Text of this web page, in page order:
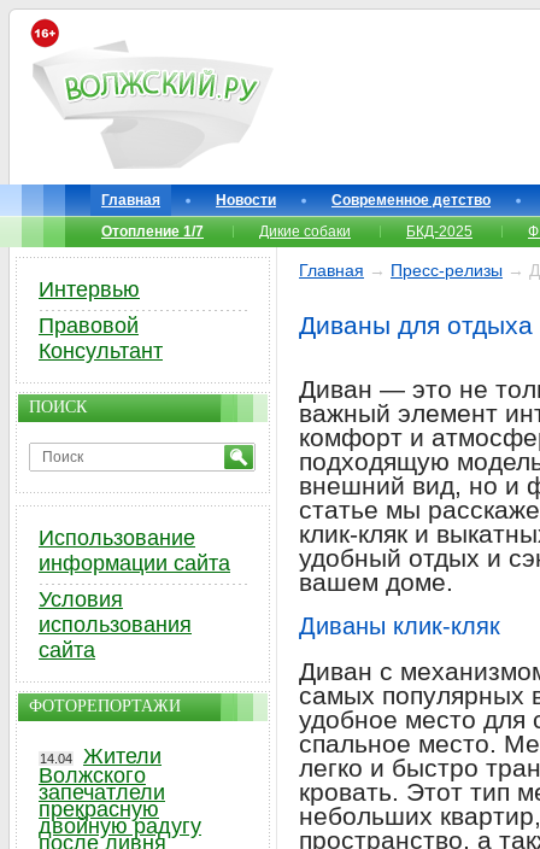
Главная Новости
Современное детство
Отопление 1/7
Дикие собаки БКД-2025
Главная → Пресс-релизы →
Диваны для отдыха
Диван — это не
важный элемент
комфорт и
подходящую
внешний вид, но и
статье мы
клик-кляк и
удобный отдых и
вашем доме.
Диваны клик-кляк
Диван с
самых популярных
удобное место для
спальное место.
легко и быстро
кровать. Этот тип
небольших
пространство, а
Интервью
Правовой
Консультант
ПОИСК
Использование
информации сайта
Условия
использования
сайта
ФОТОРЕПОРТАЖИ
14.04
Жители
Волжского
запечатлели
прекрасную
двойную радугу
после ливня